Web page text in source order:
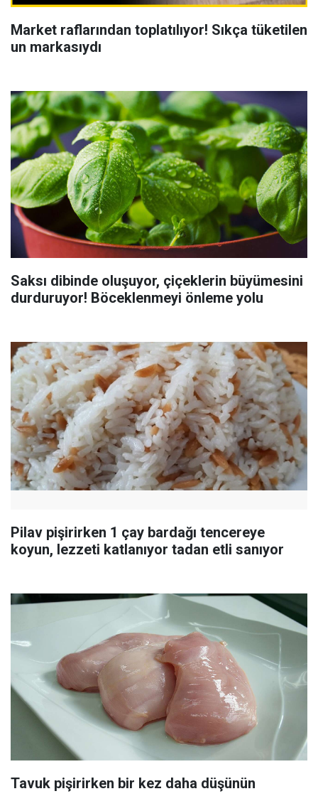
Market raflarından toplatılıyor! Sıkça tüketilen
un markasıydı
Saksı dibinde oluşuyor, çiçeklerin büyümesini
durduruyor! Böceklenmeyi önleme yolu
Pilav pişirirken 1 çay bardağı tencereye
koyun, lezzeti katlanıyor tadan etli sanıyor
Tavuk pişirirken bir kez daha düşünün